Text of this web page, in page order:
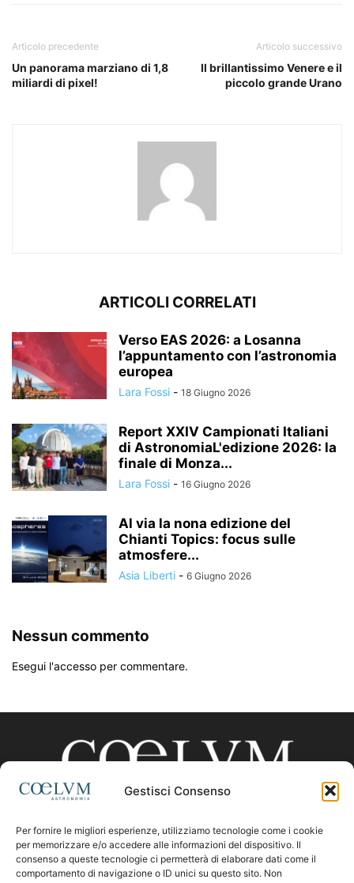
Gestisci Consenso
Per fornire le migliori esperienze, utilizziamo tecnologie come i cookie
per memorizzare e/o accedere alle informazioni del dispositivo. Il
consenso a queste tecnologie ci permetterà di elaborare dati come il
comportamento di navigazione o ID unici su questo sito. Non
Articolo precedente
Un panorama marziano di 1,8
miliardi di pixel!
Articolo successivo
Il brillantissimo Venere e il
piccolo grande Urano
ARTICOLI CORRELATI
Verso EAS 2026: a Losanna
l’appuntamento con l’astronomia
europea
Lara Fossi - 18 Giugno 2026
Report XXIV Campionati Italiani
di AstronomiaL'edizione 2026: la
finale di Monza...
Lara Fossi - 16 Giugno 2026
Al via la nona edizione del
Chianti Topics: focus sulle
atmosfere...
Asia Liberti - 6 Giugno 2026
Nessun commento
Esegui l'accesso per commentare.
CHI SIAMO